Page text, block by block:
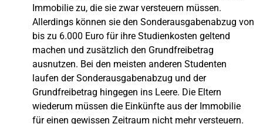
Immobilie zu, die sie zwar versteuern müssen.
Allerdings können sie den Sonderausgabenabzug von
bis zu 6.000 Euro für ihre Studienkosten geltend
machen und zusätzlich den Grundfreibetrag
ausnutzen. Bei den meisten anderen Studenten
laufen der Sonderausgabenabzug und der
Grundfreibetrag hingegen ins Leere. Die Eltern
wiederum müssen die Einkünfte aus der Immobilie
für einen gewissen Zeitraum nicht mehr versteuern.